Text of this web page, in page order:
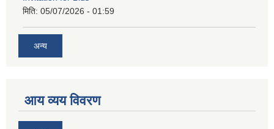
मिति: 05/07/2026 - 01:59
अन्य
आय व्यय विवरण